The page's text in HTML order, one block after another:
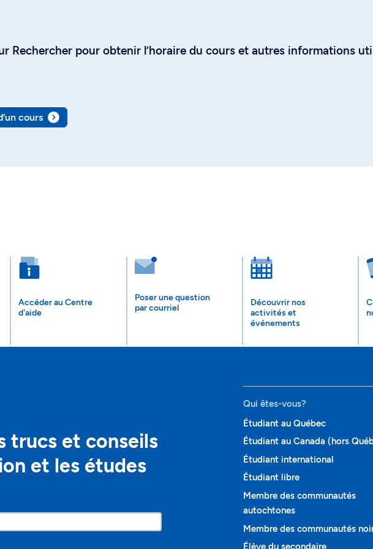
Rechercher pour obtenir l’horaire du cours et autres informations
cours
Accéder au Centre
d'aide
Poser une question
par courriel
Découvrir nos
activités et
événements
trucs et conseils
et les études
Qui êtes-vous?
Étudiant au Québec
Étudiant au Canada (hors
Étudiant international
Étudiant libre
Membre des communautés
autochtones
Membre des communautés
Élève du secondaire